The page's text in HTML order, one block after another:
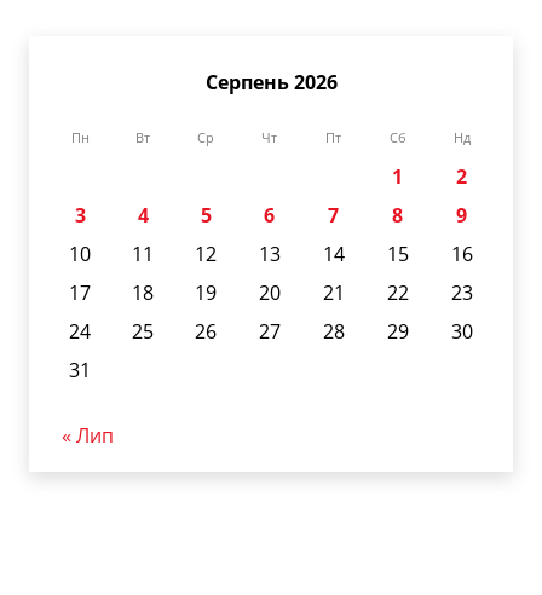
Серпень 2026
Пн Вт Ср Чт Пт Сб Нд
1
2
3
4 5 6 7 8
9
10
11 12 13 14 15
16
17
18 19 20 21 22
23
24
25 26 27 28 29
30
31
« Лип